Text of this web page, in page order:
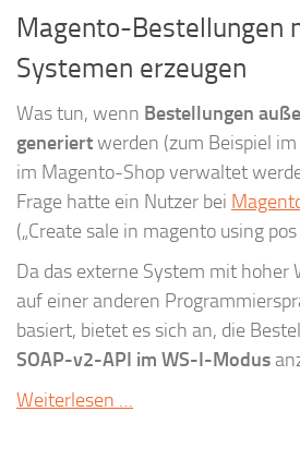
Magento-Bestellungen
Systemen erzeugen
Was tun, wenn Bestellungen
generiertwerden (zum Beispiel
im Magento-Shop verwaltet
Frage hatte ein Nutzer bei
(„Create sale in magento using
Da das externe System mit hoher
auf einer anderen
basiert, bietet es sich an, die
SOAP-v2-API im WS-I-Modus
Weiterlesen …